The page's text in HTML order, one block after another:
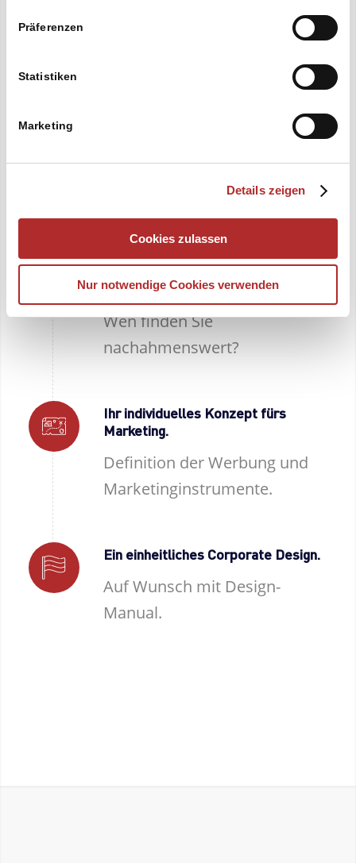
Präferenzen
Statistiken
Marketing
Details zeigen
Cookies zulassen
Nur notwendige Cookies verwenden
Welche (Firmen)werte wollen
Wer sind Ihre Kunden jetzt?
Welche Kunden hätten Sie
Analyse des Marktes.
Wer sind Ihr Mitbewerber?
Wen finden Sie
nachahmenswert?
Ihr individuelles Konzept fürs
Marketing.
Definition der Werbung und
Marketinginstrumente.
Ein einheitliches Corporate Design.
Auf Wunsch mit Design-
Manual.